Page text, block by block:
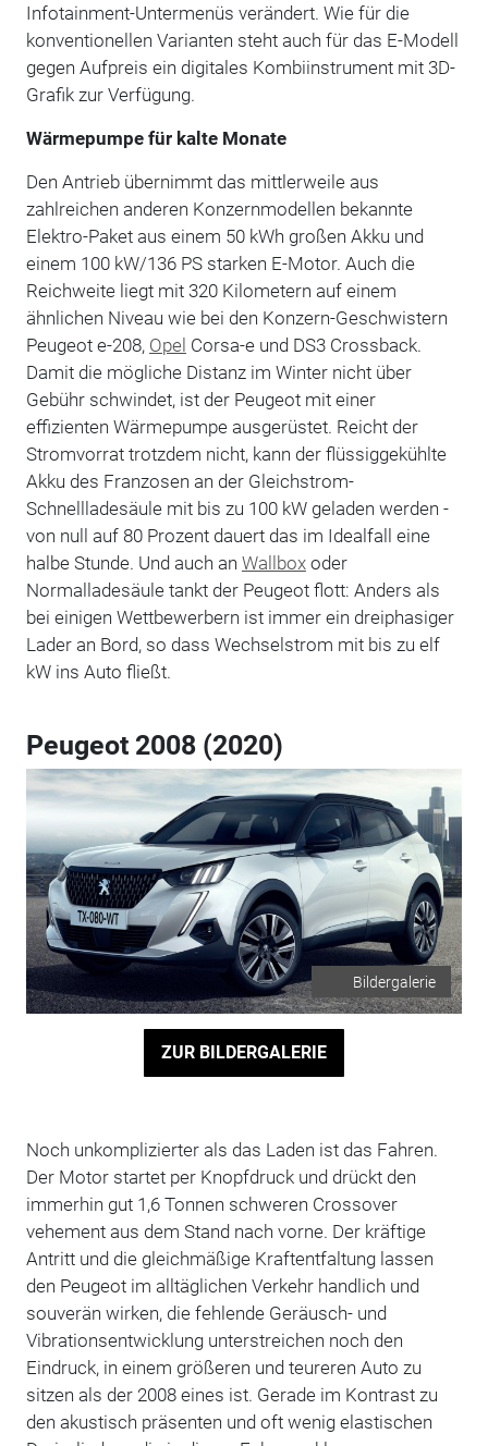
Infotainment-Untermenüs verändert. Wie für die
konventionellen Varianten steht auch für das E-Modell
gegen Aufpreis ein digitales Kombiinstrument mit 3D-
Grafik zur Verfügung.
Wärmepumpe für kalte Monate
Den Antrieb übernimmt das mittlerweile aus
zahlreichen anderen Konzernmodellen bekannte
Elektro-Paket aus einem 50 kWh großen Akku und
einem 100 kW/136 PS starken E-Motor. Auch die
Reichweite liegt mit 320 Kilometern auf einem
ähnlichen Niveau wie bei den Konzern-Geschwistern
Peugeot e-208, Opel Corsa-e und DS3 Crossback.
Damit die mögliche Distanz im Winter nicht über
Gebühr schwindet, ist der Peugeot mit einer
effizienten Wärmepumpe ausgerüstet. Reicht der
Stromvorrat trotzdem nicht, kann der flüssiggekühlte
Akku des Franzosen an der Gleichstrom-
Schnellladesäule mit bis zu 100 kW geladen werden -
von null auf 80 Prozent dauert das im Idealfall eine
halbe Stunde. Und auch an Wallboxoder
Normalladesäule tankt der Peugeot flott: Anders als
bei einigen Wettbewerbern ist immer ein dreiphasiger
Lader an Bord, so dass Wechselstrom mit bis zu elf
kW ins Auto fließt.
Peugeot 2008 (2020)
Bildergalerie
ZUR BILDERGALERIE
Noch unkomplizierter als das Laden ist das Fahren.
Der Motor startet per Knopfdruck und drückt den
immerhin gut 1,6 Tonnen schweren Crossover
vehement aus dem Stand nach vorne. Der kräftige
Antritt und die gleichmäßige Kraftentfaltung lassen
den Peugeot im alltäglichen Verkehr handlich und
souverän wirken, die fehlende Geräusch- und
Vibrationsentwicklung unterstreichen noch den
Eindruck, in einem größeren und teureren Auto zu
sitzen als der 2008 eines ist. Gerade im Kontrast zu
den akustisch präsenten und oft wenig elastischen